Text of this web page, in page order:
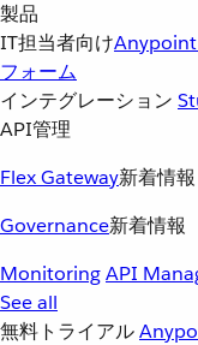
製品
IT担当者向け
フォーム
インテグレーション
API管理
Flex Gateway新着情報
Governance新着情報
MonitoringAPI
See all
無料トライアル